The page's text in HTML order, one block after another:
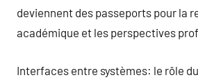
deviennent des passeports pour la
académique et les perspectives
Interfaces entre systèmes: le rôle